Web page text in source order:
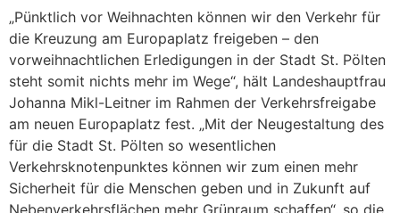
„Pünktlich vor Weihnachten können wir den Verkehr für
die Kreuzung am Europaplatz freigeben – den
vorweihnachtlichen Erledigungen in der Stadt St. Pölten
steht somit nichts mehr im Wege“, hält Landeshauptfrau
Johanna Mikl-Leitner im Rahmen der Verkehrsfreigabe
am neuen Europaplatz fest. „Mit der Neugestaltung des
für die Stadt St. Pölten so wesentlichen
Verkehrsknotenpunktes können wir zum einen mehr
Sicherheit für die Menschen geben und in Zukunft auf